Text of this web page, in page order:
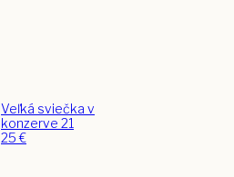
Veľká sviečka v
konzerve 21
25€